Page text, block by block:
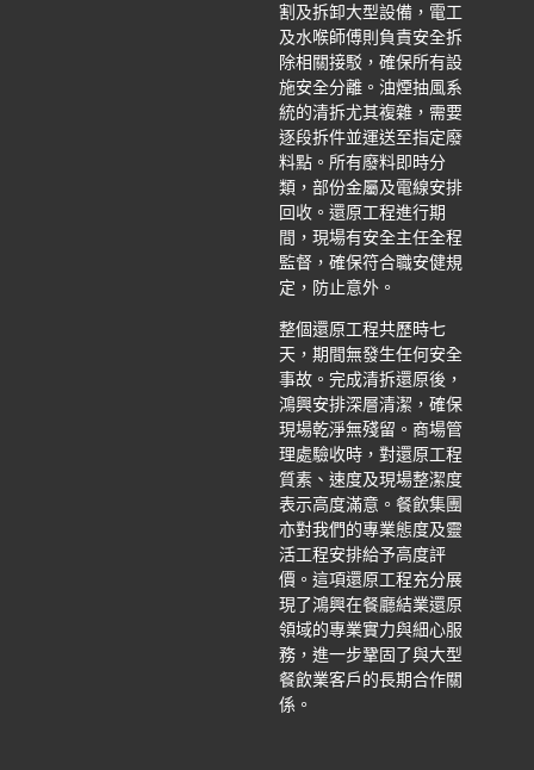
割及拆卸大型設備，電工
及水喉師傅則負責安全拆
除相關接駁，確保所有設
施安全分離。油煙抽風系
統的清拆尤其複雜，需要
逐段拆件並運送至指定廢
料點。所有廢料即時分
類，部份金屬及電線安排
回收。還原工程進行期
間，現場有安全主任全程
監督，確保符合職安健規
定，防止意外。
整個還原工程共歷時七
天，期間無發生任何安全
事故。完成清拆還原後，
鴻興安排深層清潔，確保
現場乾淨無殘留。商場管
理處驗收時，對還原工程
質素、速度及現場整潔度
表示高度滿意。餐飲集團
亦對我們的專業態度及靈
活工程安排給予高度評
價。這項還原工程充分展
現了鴻興在餐廳結業還原
領域的專業實力與細心服
務，進一步鞏固了與大型
餐飲業客戶的長期合作關
係。